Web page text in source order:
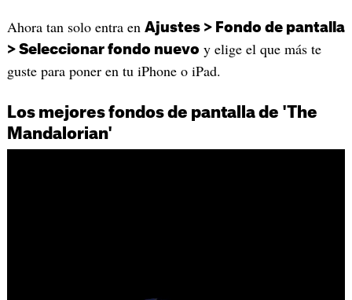
Ahora tan solo entra en Ajustes > Fondo de pantalla
> Seleccionar fondo nuevo y elige el que más te
guste para poner en tu iPhone o iPad.
Los mejores fondos de pantalla de 'The
Mandalorian'